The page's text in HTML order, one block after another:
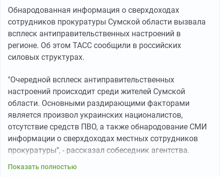
Обнародованная информация о сверхдоходах
сотрудников прокуратуры Сумской области вызвала
всплеск антиправительственных настроений в
регионе. Об этом ТАСС сообщили в российских
силовых структурах.
"Очередной всплеск антиправительственных
настроений происходит среди жителей Сумской
области. Основными раздирающими факторами
является произвол украинских националистов,
отсутствие средств ПВО, а также обнародование СМИ
информации о сверхдоходах местных сотрудников
прокуратуры", - рассказал собеседник агентства.
Показать полностью